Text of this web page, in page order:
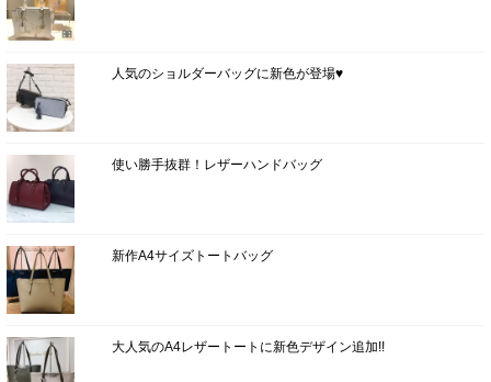
人気のショルダーバッグに新色が登場♥
使い勝手抜群！レザーハンドバッグ
新作A4サイズトートバッグ
大人気のA4レザートートに新色デザイン追加!!